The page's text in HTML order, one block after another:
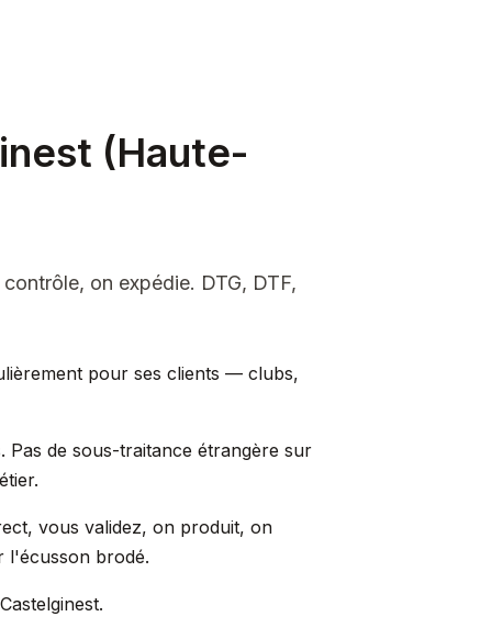
(Haute-
on expédie. DTG, DTF,
pour ses clients — clubs,
Pas de sous-traitance étrangère sur
vous validez, on produit, on
l'écusson brodé.